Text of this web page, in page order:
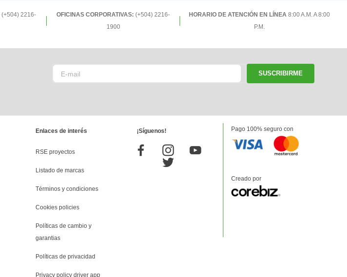
(+504) 2216-
OFICINAS CORPORATIVAS: (+504) 2216-
1900
HORARIO DE ATENCIÓN EN LÍNEA 8:00 A.M. A 8:00
P.M.
SUSCRIBIRME
Enlaces de interés
RSE proyectos
Listado de marcas
Términos y condiciones
Cookies policies
Políticas de cambio y
garantias
Políticas de privacidad
Privacy policy driver app
¡Síguenos! Pago 100% seguro con
Creado por